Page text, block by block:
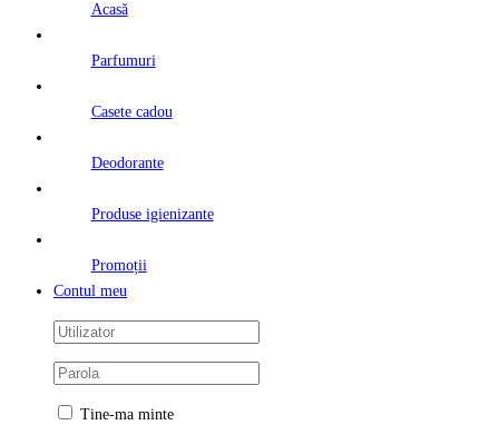
Acasă
Parfumuri
Casete cadou
Deodorante
Produse igienizante
Promoții
Contul meu
Tine-ma minte